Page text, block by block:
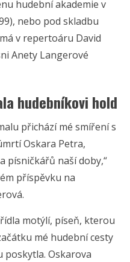
hudební akademie v
nebo pod skladbu
v repertoáru David
Anety Langerové
hudebníkovi hold
přichází mé smíření s
Oskara Petra,
písničkářů naší doby,“
příspěvku na
motýlí, píseň, kterou
mé hudební cesty
poskytla. Oskarova